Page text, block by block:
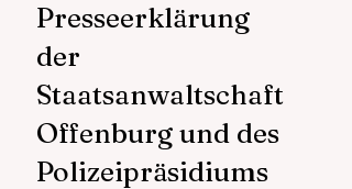
Presseerklärung
der
Staatsanwaltschaft
Offenburg und des
Polizeipräsidiums